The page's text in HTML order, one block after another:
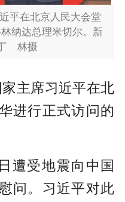
平在北京人民大会堂
纳达总理米切尔。 新
林摄
主席习近平在北
进行正式访问的
遭受地震向中国
问。习近平对此